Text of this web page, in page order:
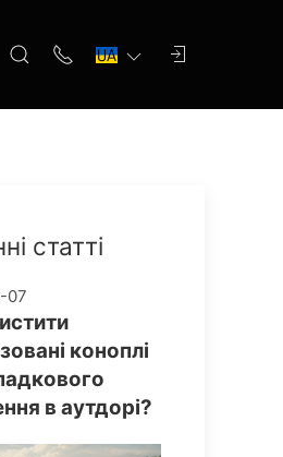
статті
07
коноплі
в аутдорі?